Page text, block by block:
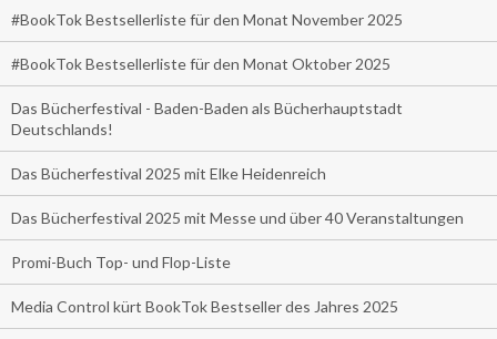
#BookTok Bestsellerliste für den Monat November 2025
#BookTok Bestsellerliste für den Monat Oktober 2025
Das Bücherfestival - Baden-Baden als Bücherhauptstadt
Deutschlands!
Das Bücherfestival 2025 mit Elke Heidenreich
Das Bücherfestival 2025 mit Messe und über 40 Veranstaltungen
Promi-Buch Top- und Flop-Liste
Media Control kürt BookTok Bestseller des Jahres 2025